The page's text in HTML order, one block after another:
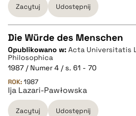
BIBTEX
pobierz cytat
Zacytuj Udostępnij
CZYSTY TEKST
pobierz cytat
Die Würde des Menschen
Opublikowano w: Acta Universitatis
Philosophica
1987 / Numer 4 / s. 61 - 70
ROK: 1987
Ija Lazari-Pawłowska
Zacytuj Udostępnij